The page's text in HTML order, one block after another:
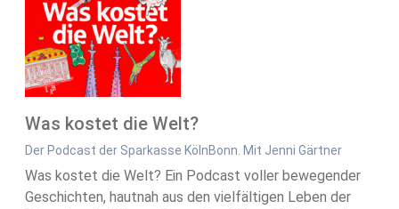
Was kostet die Welt?
Der Podcast der Sparkasse KölnBonn. Mit Jenni Gärtner
Was kostet die Welt? Ein Podcast voller bewegender
Geschichten, hautnah aus den vielfältigen Leben der